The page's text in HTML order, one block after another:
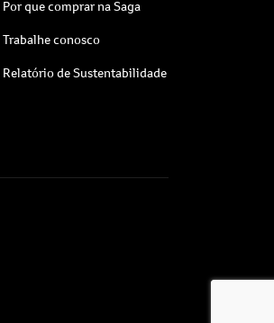
Por que comprar na Saga
Trabalhe conosco
Relatório de Sustentabilidade